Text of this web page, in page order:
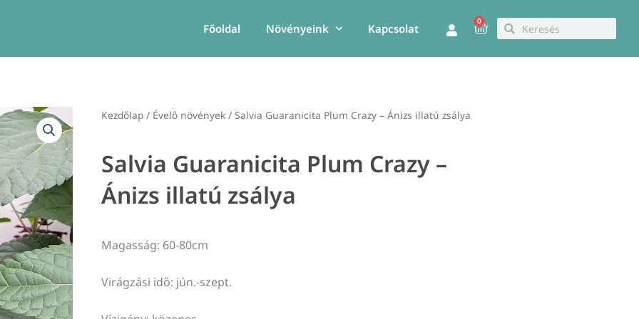
Főoldal Növényeink Kapcsolat
0
KosárKeresésKeresés
Kezdőlap / Évelő növények / Salvia Guaranicita Plum Crazy – Ánizs illatú zsálya
Salvia Guaranicita Plum Crazy –
Ánizs illatú zsálya
Magasság: 60-80cm
Virágzási idő: jún.-szept.